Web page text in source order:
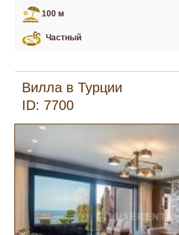
100 м
Частный
Вилла в Турции
ID: 7700